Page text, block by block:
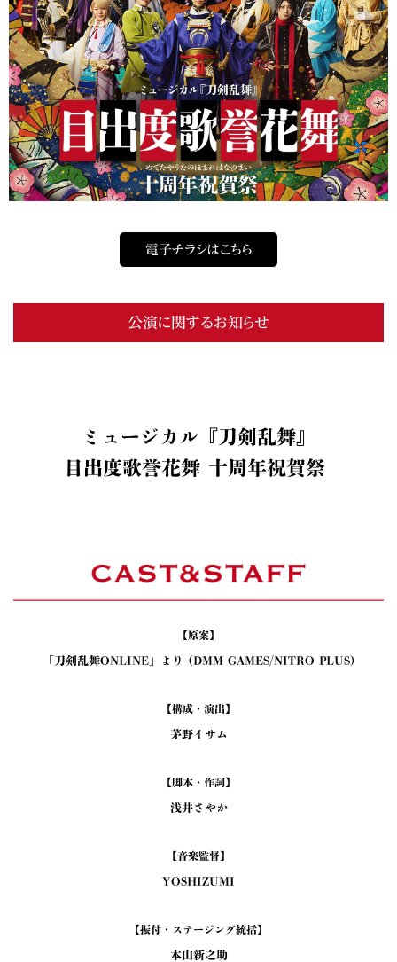
電子チラシはこちら
公演に関するお知らせ
ミュージカル『刀剣乱舞』
目出度歌誉花舞 十周年祝賀祭
【原案】
「刀剣乱舞ONLINE」より (DMM GAMES/NITRO PLUS)
【構成・演出】
茅野イサム
【脚本・作詞】
浅井さやか
【音楽監督】
YOSHIZUMI
【振付・ステージング統括】
本山新之助